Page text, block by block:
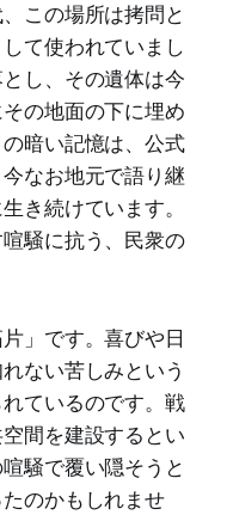
この場所は拷問と
て使われていまし
し、その遺体は今
の地面の下に埋め
暗い記憶は、公式
なお地元で語り継
き続けています。
騒に抗う、民衆の
」です。喜びや日
ない苦しみという
ているのです。戦
間を建設するとい
騒で覆い隠そうと
のかもしれませ